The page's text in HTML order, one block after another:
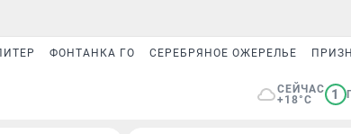
ФОНТАНКА ГО СЕРЕБРЯНОЕ ОЖЕРЕЛЬЕ
СЕЙЧАС
+18°C
1